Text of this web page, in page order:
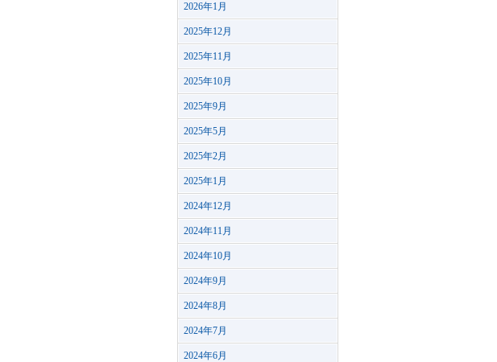
2026年1月
2025年12月
2025年11月
2025年10月
2025年9月
2025年5月
2025年2月
2025年1月
2024年12月
2024年11月
2024年10月
2024年9月
2024年8月
2024年7月
2024年6月